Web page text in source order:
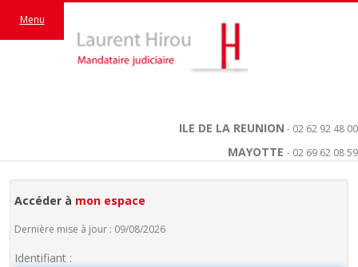
ILE DE LA REUNION - 02 62 92 48 00
MAYOTTE - 02 69 62 08 59
Menu
Accéder à mon espace
Dernière mise à jour : 09/08/2026
Identifiant :